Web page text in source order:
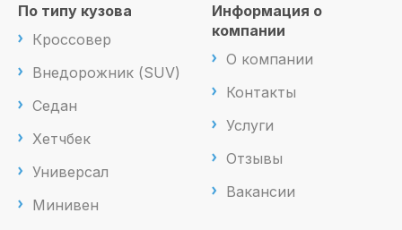
По типу кузова
Кроссовер
Внедорожник (SUV)
Седан
Хетчбек
Универсал
Минивен
Информация о
компании
О компании
Контакты
Услуги
Отзывы
Вакансии